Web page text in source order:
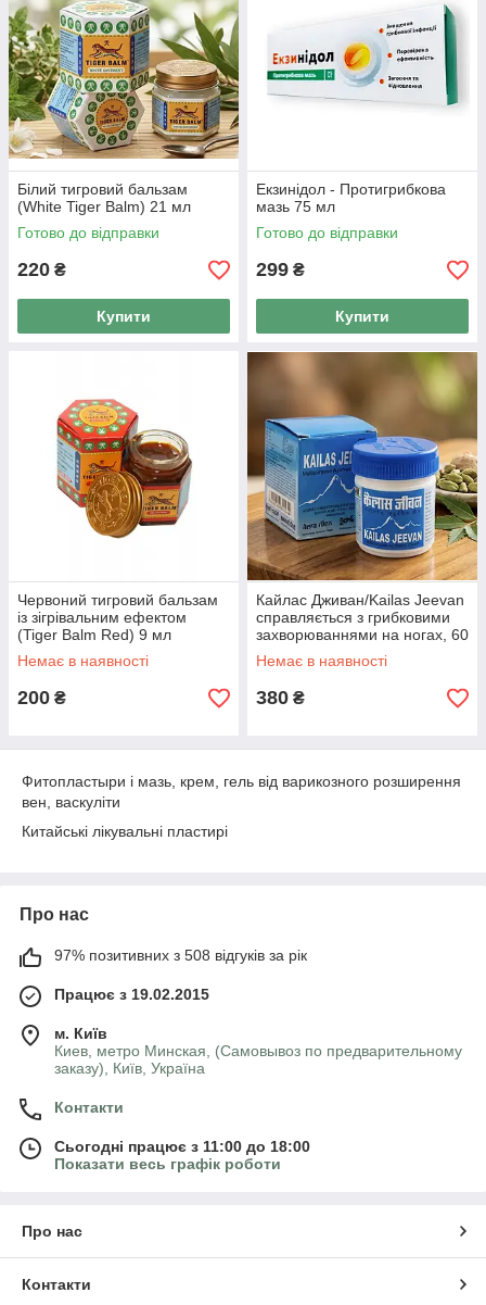
Білий тигровий бальзам
(White Tiger Balm) 21 мл
Готово до відправки
220 ₴
Купити
Екзинідол - Протигрибкова
мазь 75 мл
Готово до відправки
299 ₴
Купити
Червоний тигровий бальзам
із зігрівальним ефектом
(Tiger Balm Red) 9 мл
Немає в наявності
200 ₴
Кайлас Дживан/Kailas Jeevan
справляється з грибковими
захворюваннями на ногах, 60
гНемає в наявності
380 ₴
Фитопластыри і мазь, крем, гель від варикозного розширення
вен, васкуліти
Китайські лікувальні пластирі
Про нас
97% позитивних з 508 відгуків за рік
Працює з 19.02.2015
м. Київ
Киев, метро Минская, (Самовывоз по предварительному
заказу), Київ, Україна
Контакти
Сьогодні працює з 11:00 до 18:00
Показати весь графік роботи
Про нас
Контакти